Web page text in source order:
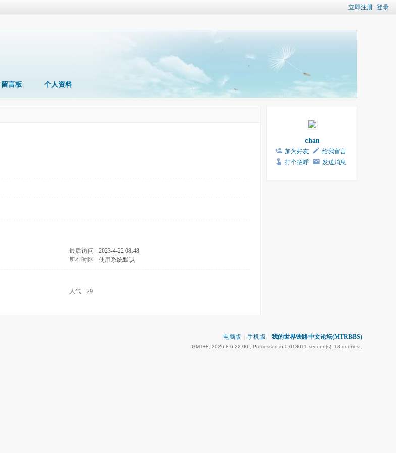
立即注册 登录
留言板 个人资料
最后访问
2023-4-22 08:48
所在时区 使用系统默认
人气
29
chan
加为好友
给我留言
打个招呼
发送消息
电脑版 手机版 我的世界铁路中文论坛(MTRBBS)
GMT+8, 2026-8-6 22:00 , Processed in 0.018011 second(s), 18 queries .